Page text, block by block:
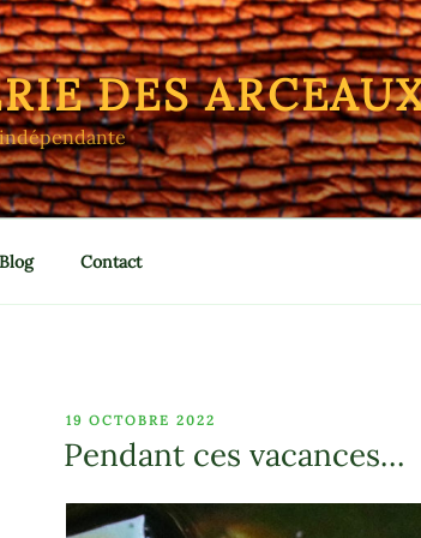
DES
Blog Contact
PUBLIÉ
19 OCTOBRE 2022
Pendant ces vacances…